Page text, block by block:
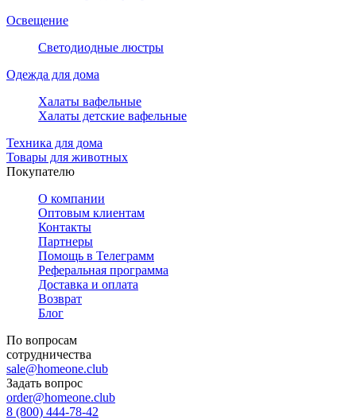
Освещение
Светодиодные люстры
Одежда для дома
Халаты вафельные
Халаты детские вафельные
Техника для дома
Товары для животных
Покупателю
О компании
Оптовым клиентам
Контакты
Партнеры
Помощь в Телеграмм
Реферальная программа
Доставка и оплата
Возврат
Блог
По вопросам
сотрудничества
sale@homeone.club
Задать вопрос
order@homeone.club
8 (800) 444-78-42